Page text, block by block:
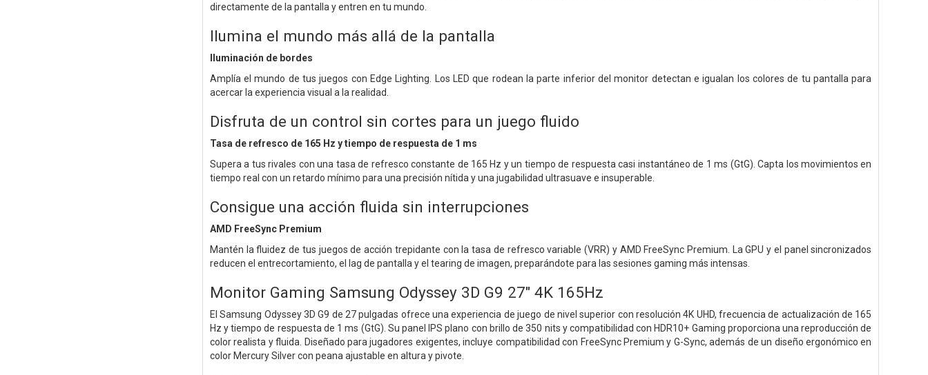
directamente de la pantalla y entren en tu mundo.
Ilumina el mundo más allá de la pantalla
Iluminación de bordes
Amplía el mundo de tus juegos con Edge Lighting. Los LED que rodean la parte inferior del monitor detectan e igualan los colores de tu pantalla para
acercar la experiencia visual a la realidad.
Disfruta de un control sin cortes para un juego fluido
Tasa de refresco de 165 Hz y tiempo de respuesta de 1 ms
Supera a tus rivales con una tasa de refresco constante de 165 Hz y un tiempo de respuesta casi instantáneo de 1 ms (GtG). Capta los movimientos en
tiempo real con un retardo mínimo para una precisión nítida y una jugabilidad ultrasuave e insuperable.
Consigue una acción fluida sin interrupciones
AMD FreeSync Premium
Mantén la fluidez de tus juegos de acción trepidante con la tasa de refresco variable (VRR) y AMD FreeSync Premium. La GPU y el panel sincronizados
reducen el entrecortamiento, el lag de pantalla y el tearing de imagen, preparándote para las sesiones gaming más intensas.
Monitor Gaming Samsung Odyssey 3D G9 27" 4K 165Hz
El Samsung Odyssey 3D G9 de 27 pulgadas ofrece una experiencia de juego de nivel superior con resolución 4K UHD, frecuencia de actualización de 165
Hz y tiempo de respuesta de 1 ms (GtG). Su panel IPS plano con brillo de 350 nits y compatibilidad con HDR10+ Gaming proporciona una reproducción de
color realista y fluida. Diseñado para jugadores exigentes, incluye compatibilidad con FreeSync Premium y G-Sync, además de un diseño ergonómico en
color Mercury Silver con peana ajustable en altura y pivote.